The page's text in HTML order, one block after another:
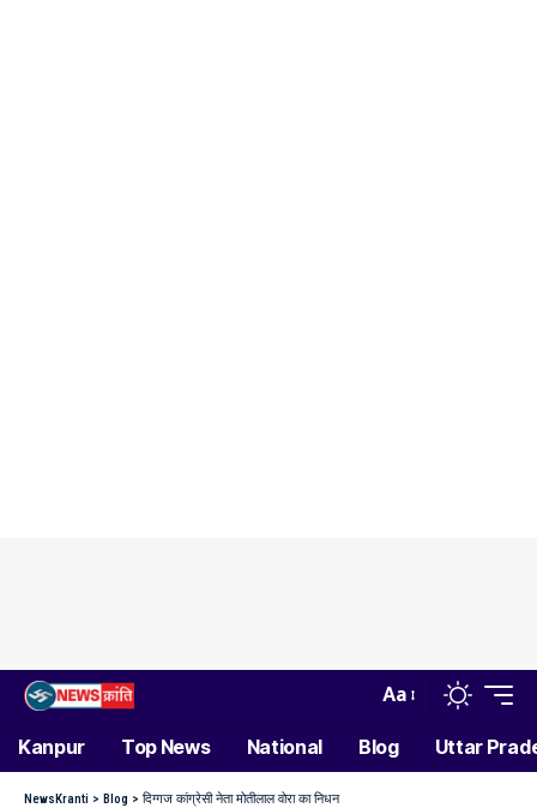
Aa
Kanpur Top News National Blog Uttar
NewsKranti > Blog > दिग्गज कांग्रेसी नेता मोतीलाल वोरा का निधन